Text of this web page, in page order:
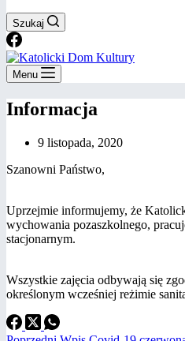
Szukaj
Menu
Informacja
9 listopada, 2020
Szanowni Państwo,
Uprzejmie informujemy, że
wychowania pozaszkolnego,
stacjonarnym.
Wszystkie zajęcia odbywają się
określonym wcześniej reżimie